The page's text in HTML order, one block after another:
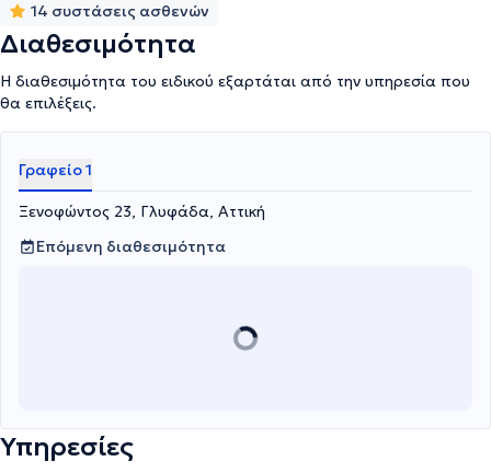
14 συστάσεις ασθενών
Διαθεσιμότητα
Η διαθεσιμότητα του ειδικού εξαρτάται από την υπηρεσία που
θα επιλέξεις.
Γραφείο 1
Ξενοφώντος 23, Γλυφάδα, Αττική
Επόμενη διαθεσιμότητα
Υπηρεσίες